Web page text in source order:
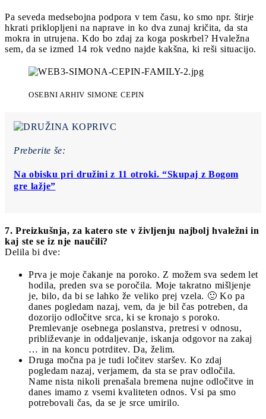
Pa seveda medsebojna podpora v tem času, ko smo npr. štirje
hkrati priklopljeni na naprave in ko dva zunaj kričita, da sta
mokra in utrujena. Kdo bo zdaj za koga poskrbel? Hvaležna
sem, da se izmed 14 rok vedno najde kakšna, ki reši situacijo.
OSEBNI ARHIV SIMONE CEPIN
Preberite še:
Na obisku pri družini z 11 otroki. “Skupaj z Bogom
gre lažje”
7. Preizkušnja, za katero ste v življenju najbolj hvaležni in
kaj ste se iz nje naučili?
Delila bi dve:
Prva je moje čakanje na poroko. Z možem sva sedem let
hodila, preden sva se poročila. Moje takratno mišljenje
je, bilo, da bi se lahko že veliko prej vzela. 🙂 Ko pa
danes pogledam nazaj, vem, da je bil čas potreben, da
dozorijo odločitve srca, ki se kronajo s poroko.
Premlevanje osebnega poslanstva, pretresi v odnosu,
približevanje in oddaljevanje, iskanja odgovor na zakaj
… in na koncu potrditev. Da, želim.
Druga močna pa je tudi ločitev staršev. Ko zdaj
pogledam nazaj, verjamem, da sta se prav odločila.
Name nista nikoli prenašala bremena nujne odločitve in
danes imamo z vsemi kvaliteten odnos. Vsi pa smo
potrebovali čas, da se je srce umirilo.